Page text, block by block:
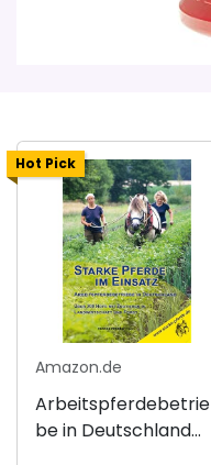
Hot Pick
Amazon.de
Arbeitspferdebetrie
be in Deutschland